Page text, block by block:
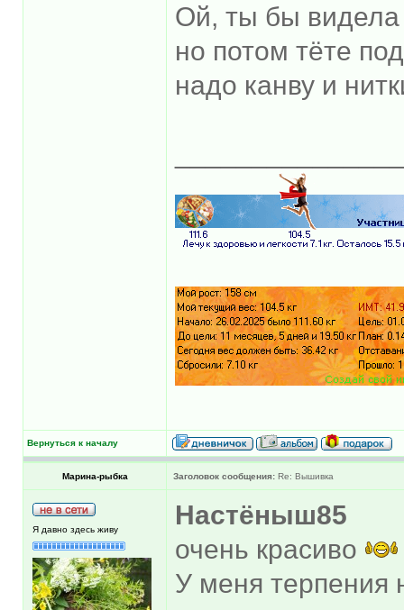
Ой, ты бы
но потом тёте
надо канву и
Вернуться к началу
Марина-рыбка Заголовок сообщения: Re: Вышивка
Я давно здесь живу
Настёныш85
очень красиво
У меня терпения